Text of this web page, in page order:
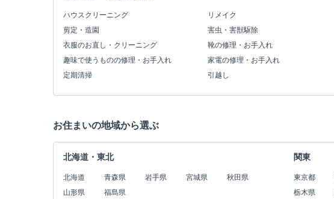
ハウスクリーニング リメイク
剪定・造園
害虫・害獣駆除
衣服のお直し・クリーニング
靴の修理・お手入れ
趣味で使うものの修理・お手入れ
家電の修理・お手入れ
定期清掃
引越し
お住まいの地域から選ぶ
北海道・東北
北海道 青森県 岩手県 宮城県
秋田県
山形県
福島県
関東
東京都
栃木県